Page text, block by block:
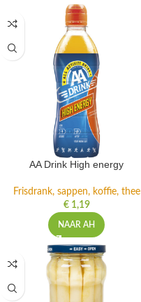
AA Drink High energy
Frisdrank, sappen, koffie, thee
€1,19
NAAR AH